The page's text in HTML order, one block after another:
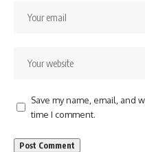
Save my name, email, and
time I comment.